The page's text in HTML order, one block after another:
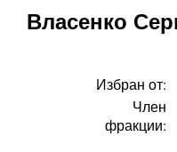
Власенко
Избран от:
Член
фракции: